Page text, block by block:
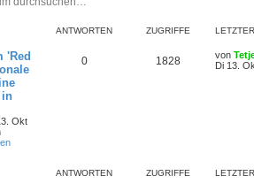
ANTWORTEN ZUGRIFFE
'Red
in
Okt
0 1828 von
Di 13.
ANTWORTEN ZUGRIFFE